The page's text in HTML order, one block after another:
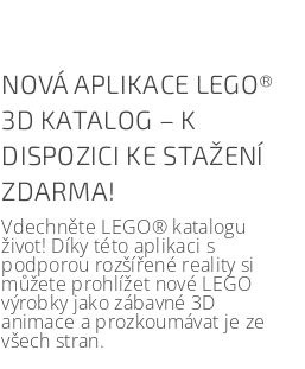
NOVÁ APLIKACE LEGO®
3D KATALOG – K
DISPOZICI KE STAŽENÍ
ZDARMA!
Vdechněte LEGO® katalogu
život! Díky této aplikaci s
podporou rozšířené reality si
můžete prohlížet nové LEGO
výrobky jako zábavné 3D
animace a prozkoumávat je ze
všech stran.